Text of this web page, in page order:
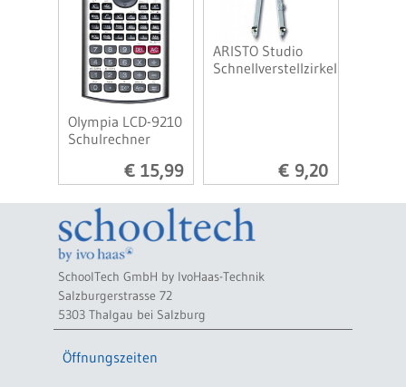
Olympia LCD-9210
Schulrechner
€ 15,99
ARISTO Studio
Schnellverstellzirkel
€ 9,20
SchoolTech GmbH by IvoHaas-Technik
Salzburgerstrasse 72
5303 Thalgau bei Salzburg
Öffnungszeiten